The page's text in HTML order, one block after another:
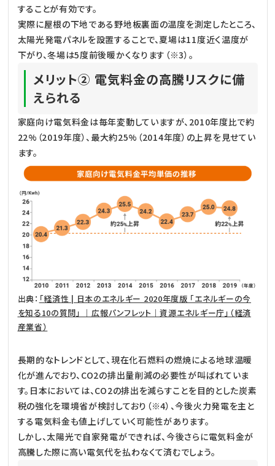
することが有効です。
実際に屋根の下地である野地板裏面の温度を測定したところ、
太陽光発電パネルを設置することで、夏場は11度近く温度が
下がり、冬場は5度前後暖かくなります（※3）。
メリット② 電気料金の高騰リスクに備
えられる
家庭向け電気料金は毎年変動していますが、2010年度比で約
22%（2019年度）、最大約25%（2014年度）の上昇を見せてい
ます。
出典： 「経済性 | 日本のエネルギー 2020年度版 「エネルギーの今
を知る10の質問」 ｜広報パンフレット｜資源エネルギー庁」（経済
産業省）
長期的なトレンドとして、現在化石燃料の燃焼による地球温暖
化が進んでおり、CO2の排出量削減の必要性が叫ばれていま
す。日本においては、CO2の排出を減らすことを目的とした炭素
税の強化を環境省が検討しており（※4）、今後火力発電を主と
する電気料金も値上げしていく可能性があります。
しかし、太陽光で自家発電ができれば、今後さらに電気料金が
高騰した際に高い電気代を払わなくて済むでしょう。